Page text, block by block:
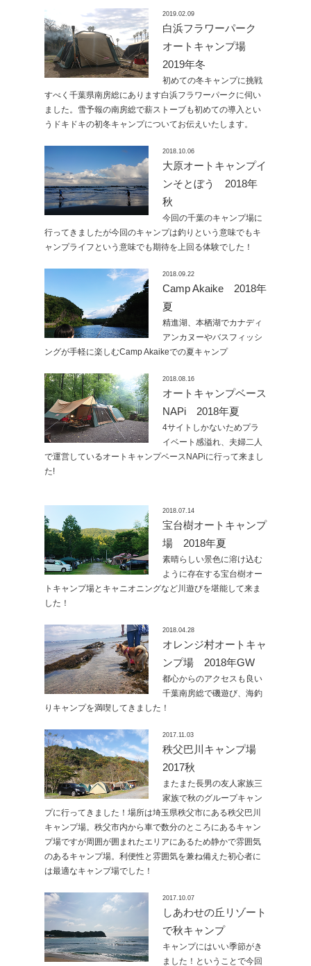
2019.02.09
白浜フラワーパーク
オートキャンプ場
2019年冬
初めての冬キャンプに挑戦
すべく千葉県南房総にあります白浜フラワーパークに伺い
ました。雪予報の南房総で薪ストーブも初めての導入とい
うドキドキの初冬キャンプについてお伝えいたします。
2018.10.06
大原オートキャンプイ
ンそとぼう 2018年
秋
今回の千葉のキャンプ場に
行ってきましたが今回のキャンプは釣りという意味でもキ
ャンプライフという意味でも期待を上回る体験でした！
2018.09.22
Camp Akaike 2018年
夏
精進湖、本栖湖でカナディ
アンカヌーやバスフィッシ
ングが手軽に楽しむCamp Akaikeでの夏キャンプ
2018.08.16
オートキャンプベース
NAPi 2018年夏
4サイトしかないためプラ
イベート感溢れ、夫婦二人
で運営しているオートキャンプベースNAPiに行って来まし
た!
2018.07.14
宝台樹オートキャンプ
場 2018年夏
素晴らしい景色に溶け込む
ように存在する宝台樹オー
トキャンプ場とキャニオニングなど川遊びを堪能して来ま
した！
2018.04.28
オレンジ村オートキャ
ンプ場 2018年GW
都心からのアクセスも良い
千葉南房総で磯遊び、海釣
りキャンプを満喫してきました！
2017.11.03
秩父巴川キャンプ場
2017秋
またまた長男の友人家族三
家族で秋のグループキャン
プに行ってきました！場所は埼玉県秩父市にある秩父巴川
キャンプ場。秩父市内から車で数分のところにあるキャン
プ場ですが周囲が囲まれたエリアにあるため静かで雰囲気
のあるキャンプ場。利便性と雰囲気を兼ね備えた初心者に
は最適なキャンプ場でした！
2017.10.07
しあわせの丘リゾート
で秋キャンプ
キャンプにはいい季節がき
ました！ということで今回